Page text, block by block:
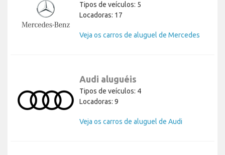
Tipos de veículos: 5
Locadoras: 17
Veja os carros de aluguel de Mercedes
Audi aluguéis
Tipos de veículos: 4
Locadoras: 9
Veja os carros de aluguel de Audi